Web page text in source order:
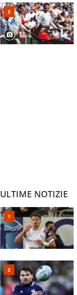
ULTIME NOTIZIE